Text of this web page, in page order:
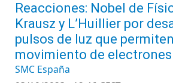
Reacciones: Nobel de
Krausz y L’Huillier por
pulsos de luz que
movimiento de
SMC España